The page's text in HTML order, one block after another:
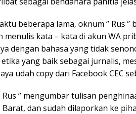
beberapa lama, oknum ” Rus
menulis kata – kata di akun WA
dengan bahasa yang tidak
yang baik sebagai jurnalis,
udah copy dari Facebook CEC
” mengumbar tulisan
Barat, dan sudah dilaporkan ke